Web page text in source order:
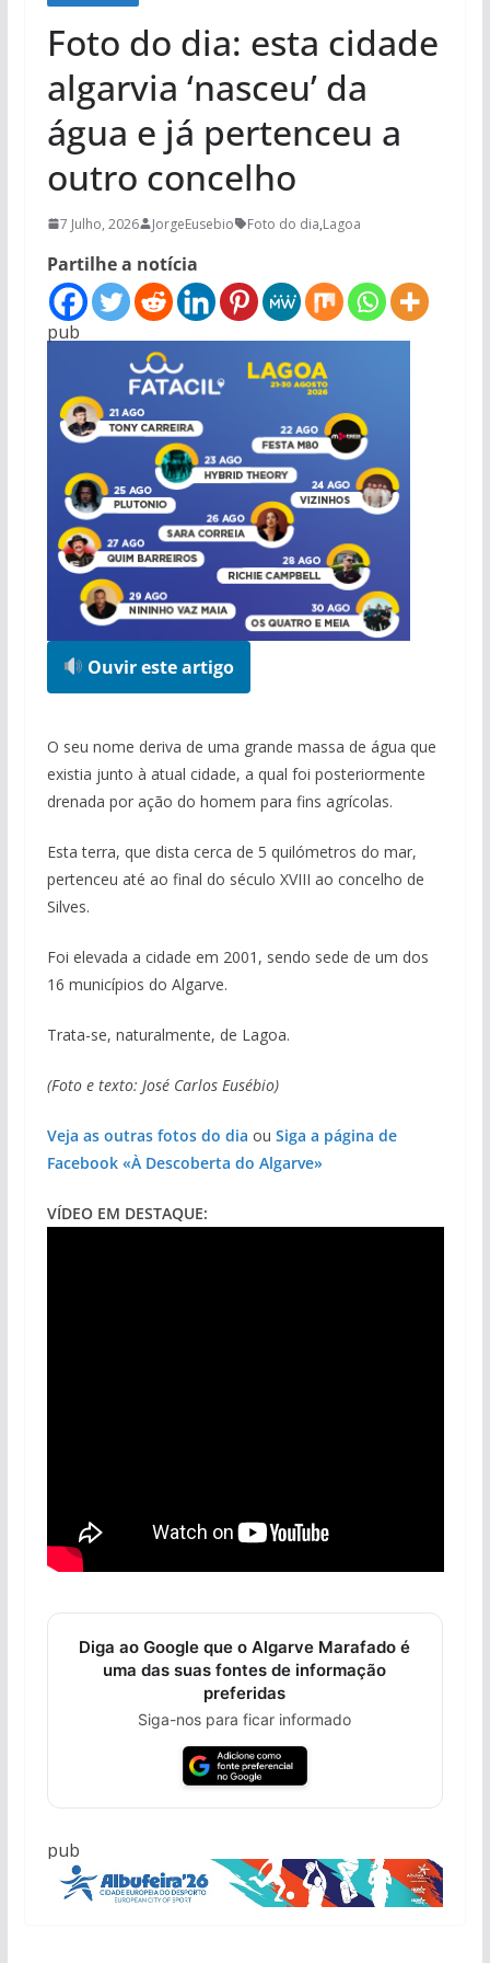
Foto do dia: esta cidade
algarvia ‘nasceu’ da
água e já pertenceu a
outro concelho
7 Julho, 2026 JorgeEusebio Foto do dia,Lagoa
Partilhe a notícia
pub
Ouvir este artigo
O seu nome deriva de uma grande massa de água que
existia junto à atual cidade, a qual foi posteriormente
drenada por ação do homem para fins agrícolas.
Esta terra, que dista cerca de 5 quilómetros do mar,
pertenceu até ao final do século XVIII ao concelho de
Silves.
Foi elevada a cidade em 2001, sendo sede de um dos
16 municípios do Algarve.
Trata-se, naturalmente, de Lagoa.
(Foto e texto: José Carlos Eusébio)
Veja as outras fotos do dia ou Siga a página de
Facebook «À Descoberta do Algarve»
VÍDEO EM DESTAQUE:
Diga ao Google que o Algarve Marafado é
uma das suas fontes de informação
preferidas
Siga-nos para ficar informado
pub